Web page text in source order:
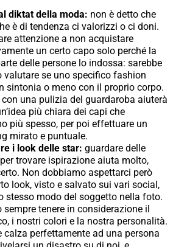
diktat della moda: non è detto che
è di tendenza ci valorizzi o ci doni.
attenzione a non acquistare
un certo capo solo perché la
delle persone lo indossa: sarebbe
valutare se uno specifico fashion
sintonia o meno con il proprio corpo.
con una pulizia del guardaroba aiuterà
più chiara dei capi che
più spesso, per poi effettuare un
mirato e puntuale.
i look delle star: guardare delle
trovare ispirazione aiuta molto,
Non dobbiamo aspettarci però
look, visto e salvato sui vari social,
stesso modo del soggetto nella foto.
sempre tenere in considerazione il
i nostri colori e la nostra personalità.
calza perfettamente ad una persona